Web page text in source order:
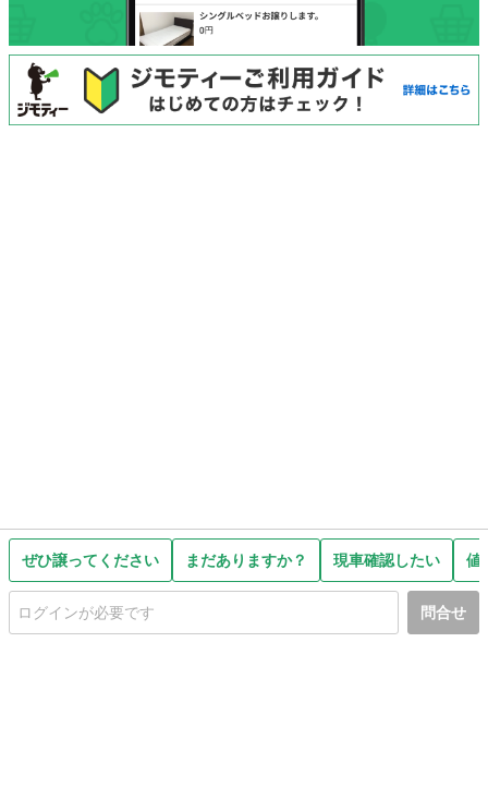
ぜひ譲ってください まだありますか？ 現車確認したい 値
問合せ